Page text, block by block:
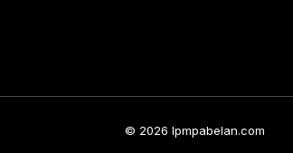
© 2026 lpmpabelan.com